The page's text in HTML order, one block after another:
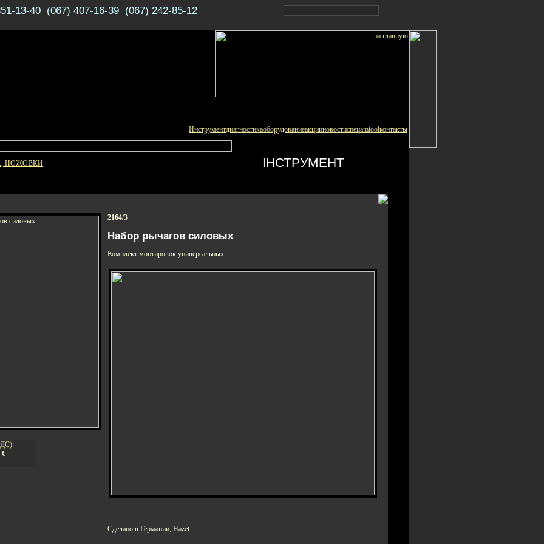
13-40 (067) 407-16-39 (067) 242-85-12
Инструментдиагностикаоборудованиеакцииновостиспецamtoolконтакты
НОЖОВКИ ІНСТРУМЕНТ
€
2164/3
Набор рычагов силовых
Комплект монтировок универсальных
Сделано в Германии, Hazet